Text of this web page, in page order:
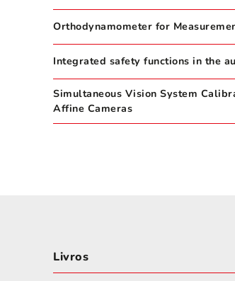
Orthodynamometer for
Integrated safety functions in the
Simultaneous Vision System
Affine Cameras
Livros